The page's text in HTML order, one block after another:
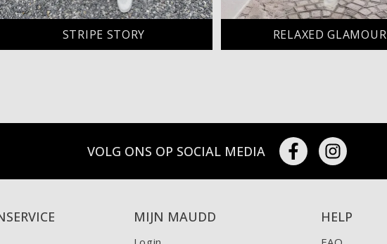
STRIPE STORY RELAXED GLAMOUR
VOLG ONS OP SOCIAL MEDIA
MIJN MAUDD HELP